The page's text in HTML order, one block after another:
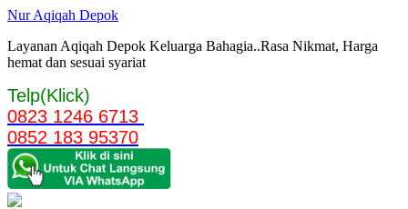
Langsung
konten
Nur Aqiqah Depok
Layanan Aqiqah Depok Keluarga Bahagia..Rasa Nikmat, Harga
hemat dan sesuai syariat
Telp(Klick)
0823 1246 6713
0852 183 95370